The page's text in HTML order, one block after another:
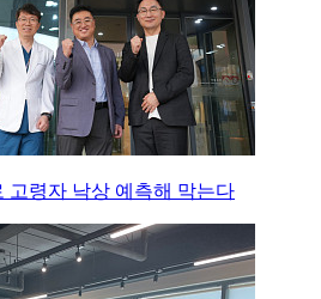
고령자 낙상 예측해 막는다